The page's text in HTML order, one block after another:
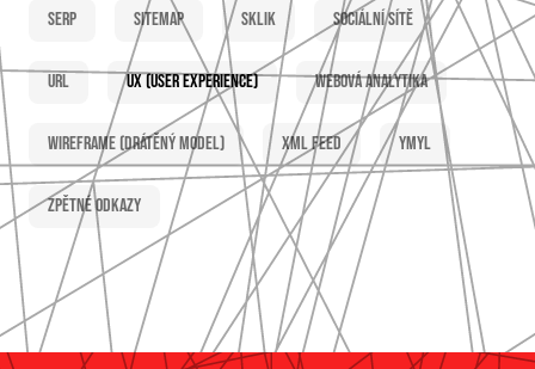
SERP Sitemap Sklik Sociální sítě
URL UX (user experience) Webová analytika
Wireframe (drátěný model) XML feed YMYL
Zpětné odkazy